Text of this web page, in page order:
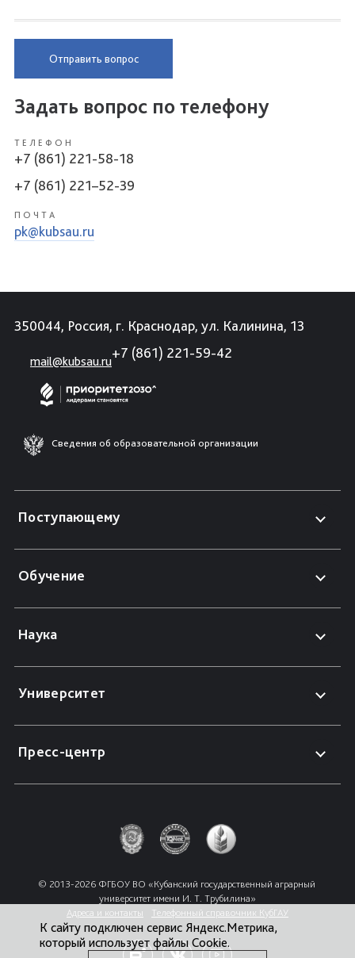
Отправить вопрос
Задать вопрос по телефону
ТЕЛЕФОН
+7 (861) 221-58-18
+7 (861) 221–52-39
ПОЧТА
pk@kubsau.ru
350044, Россия, г. Краснодар, ул. Калинина, 13
mail@kubsau.ru
+7 (861) 221-59-42
Сведения об образовательной организации
Поступающему
Обучение
Наука
Университет
Пресс-центр
© 2013-2026 ФГБОУ ВО «Кубанский государственный аграрный
университет имени И. Т. Трубилина»
Адреса и контакты
Телефонный справочник КубГАУ
К сайту подключен сервис Яндекс.Метрика,
который использует файлы Cookie.